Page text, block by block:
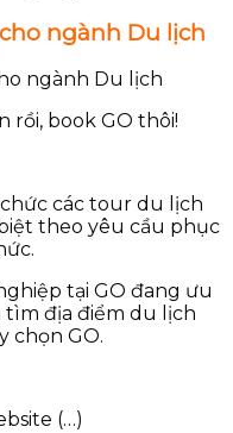
ngành Du lịch
rồi, book GO thôi!
các tour du lịch
theo yêu cầu phục
tại GO đang ưu
tìm địa điểm du lịch
chọn GO.
(…)